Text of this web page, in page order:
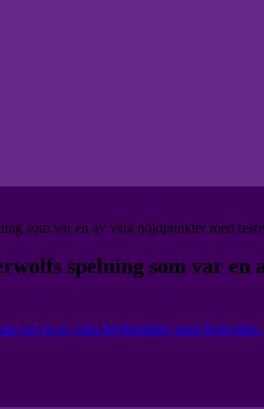
som var en av våra höjdpunkter med
spelning som var